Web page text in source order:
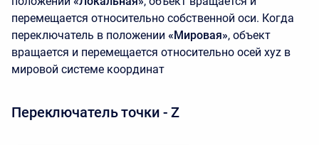
перемещается относительно собственной оси. Когда
переключатель в положении «Мировая», объект
вращается и перемещается относительно осей xyz в
мировой системе координат
Переключатель точки - Z